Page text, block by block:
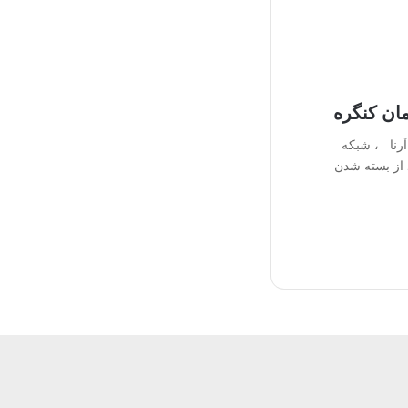
کنگره
، شبکه
از بسته شدن